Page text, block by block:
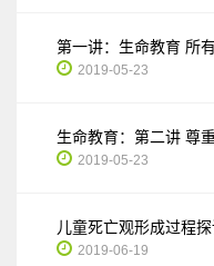
第一讲：生命教育 所
2019-05-23
生命教育：第二讲 尊
2019-05-23
儿童死亡观形成过程
2019-06-19